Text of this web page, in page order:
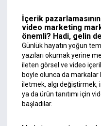
İçerik
video marketing
önemli? Hadi, gelin
Günlük hayatın yoğun
yazıları okumak yerine
ileten görsel ve video
böyle olunca da markalar
iletmek, algı değiştirmek,
ya da ürün tanıtımı için
başladılar.